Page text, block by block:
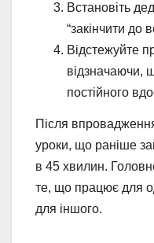
Встановіть
“закінчити до
Відстежуйте
відзначаючи,
постійного
Після
уроки, що раніше
в 45 хвилин.
те, що працює для
для іншого.